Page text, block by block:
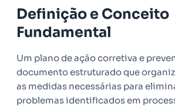
Definição e Conceito
Fundamental
Um plano de ação corretiva e
documento estruturado que
as medidas necessárias para
problemas identificados em